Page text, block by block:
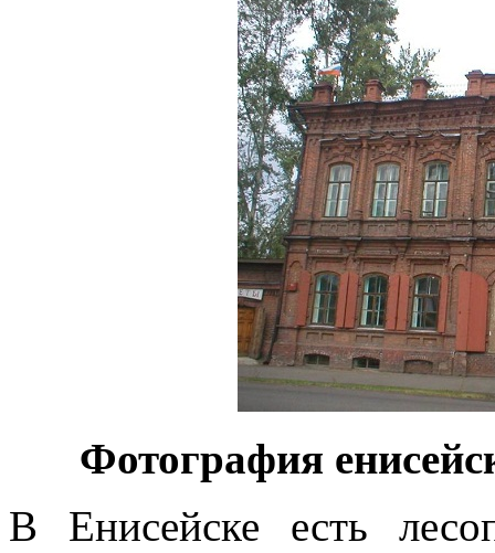
Фотография
В Енисейске есть